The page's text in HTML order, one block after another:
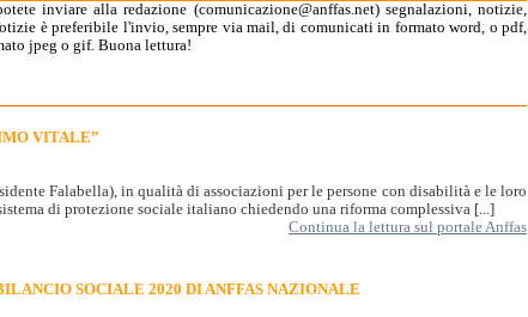
inviare alla redazione (comunicazione@anffas.net) segnalazioni, notizie,
è preferibile l'invio, sempre via mail, di comunicati in formato word, o pdf,
jpeg o gif. Buona lettura!
VITALE”
Falabella), in qualità di associazioni per le persone con disabilità e le loro
di protezione sociale italiano chiedendo una riforma complessiva [...]
Continua la lettura sul portale Anffas
SOCIALE 2020 DI ANFFAS NAZIONALE